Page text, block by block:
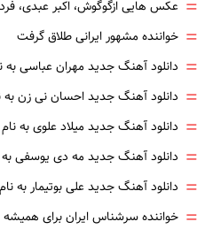
= عکس هایی ازگوگوش، اکبر عبدی،
= خواننده مشهور ایرانی طلاق گرفت
= دانلود آهنگ جدید مهران عباسی به
= دانلود آهنگ جدید احسان نی زن به
= دانلود آهنگ جدید میلاد علوی به
= دانلود آهنگ جدید مه دی یوسفی
= دانلود آهنگ جدید علی بوتیمار به
= خواننده سرشناس ایران برای